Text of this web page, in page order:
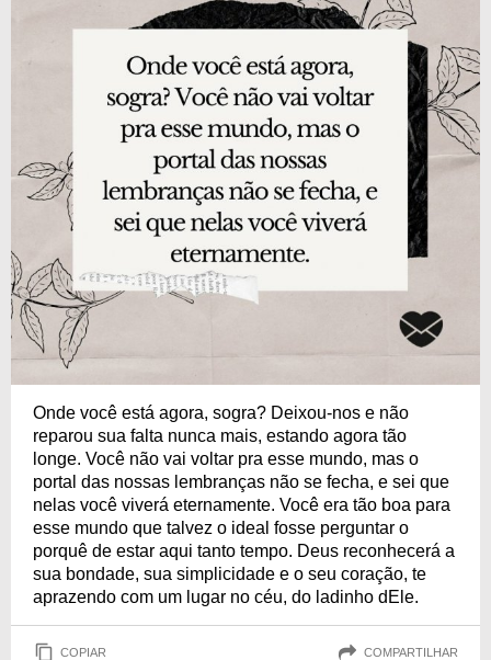
Onde você está agora, sogra? Deixou-nos e não
reparou sua falta nunca mais, estando agora tão
longe. Você não vai voltar pra esse mundo, mas o
portal das nossas lembranças não se fecha, e sei que
nelas você viverá eternamente. Você era tão boa para
esse mundo que talvez o ideal fosse perguntar o
porquê de estar aqui tanto tempo. Deus reconhecerá a
sua bondade, sua simplicidade e o seu coração, te
aprazendo com um lugar no céu, do ladinho dEle.
COPIAR COMPARTILHAR